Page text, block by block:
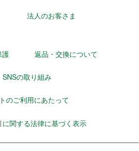
法人のお客さま
護 返品・交換について
SNSの取り組み
のご利用にあたって
に関する法律に基づく表示